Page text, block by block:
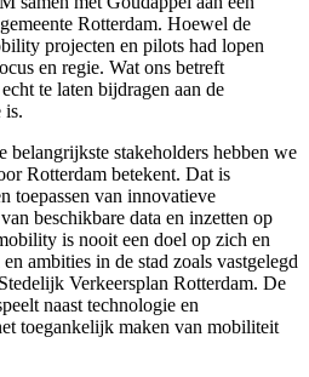
Rotterdam. Hoewel de
projecten en pilots had lopen
en regie. Wat ons betreft
te laten bijdragen aan de
is.
belangrijkste stakeholders hebben we
Rotterdam betekent. Dat is
toepassen van innovatieve
beschikbare data en inzetten op
is nooit een doel op zich en
ambities in de stad zoals vastgelegd
Verkeersplan Rotterdam. De
naast technologie en
toegankelijk maken van mobiliteit